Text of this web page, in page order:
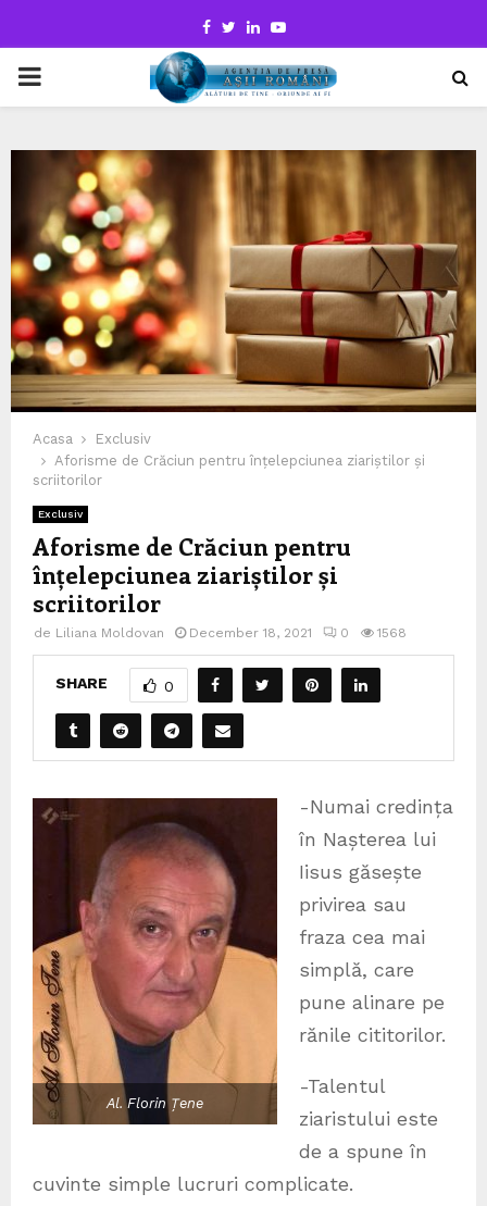
Facebook
TwitterLinkedinYoutube
PRIMARY
Acasa
Exclusiv
Aforisme de Crăciun pentru înțelepciunea ziariștilor și
scriitorilor
Exclusiv
Aforisme de Crăciun pentru
înțelepciunea ziariștilor și
scriitorilor
de Liliana Moldovan December 18, 2021 0 1568
SHARE 0
Al. Florin Țene
-Numai credința
în Nașterea lui
Iisus găsește
privirea sau
fraza cea mai
simplă, care
pune alinare pe
rănile cititorilor.
-Talentul
ziaristului este
de a spune în
cuvinte simple lucruri complicate.